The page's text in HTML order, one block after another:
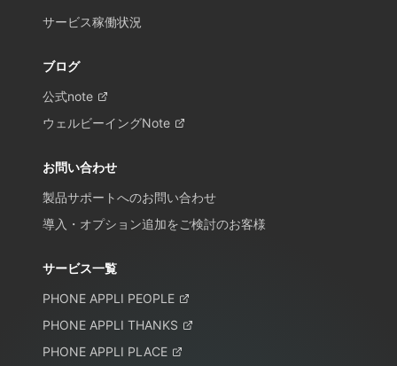
サービス稼働状況
ブログ
公式note
ウェルビーイングNote
お問い合わせ
製品サポートへのお問い合わせ
導入・オプション追加をご検討のお客様
サービス一覧
PHONE APPLI PEOPLE
PHONE APPLI THANKS
PHONE APPLI PLACE